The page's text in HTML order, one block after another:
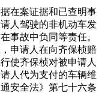
在案证据和已查明事
人驾驶的非机动车发
事故中负同等责任。
申请人在向齐保桢赔
使齐保桢对被申请人
人代为支付的车辆维
安全法》第七十六条